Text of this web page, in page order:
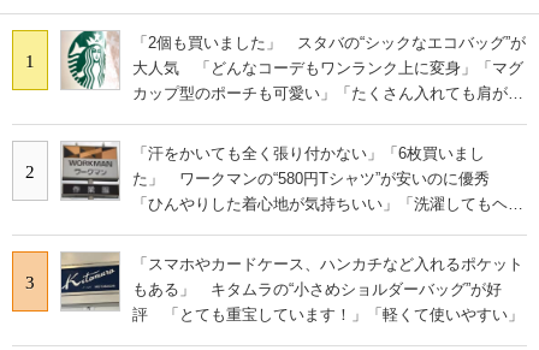
1
「2個も買いました」 スタバの“シックなエコバッグ”が
大人気 「どんなコーデもワンランク上に変身」「マグ
カップ型のポーチも可愛い」「たくさん入れても肩が痛
2
「汗をかいても全く張り付かない」「6枚買いまし
た」 ワークマンの“580円Tシャツ”が安いのに優秀
「ひんやりした着心地が気持ちいい」「洗濯してもヘタ
3
「スマホやカードケース、ハンカチなど入れるポケット
もある」 キタムラの“小さめショルダーバッグ”が好
評 「とても重宝しています！」「軽くて使いやすい」